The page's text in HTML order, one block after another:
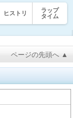
ヒストリ
ラップ
タイム
ページの先頭へ ▲